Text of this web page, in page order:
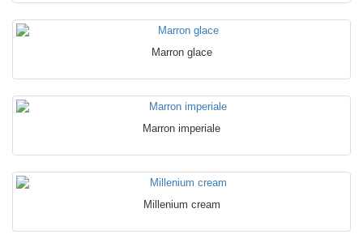
Marron glace
Marron imperiale
Millenium cream